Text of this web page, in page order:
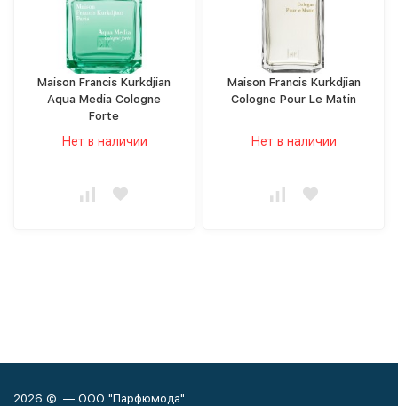
Maison Francis Kurkdjian
Aqua Media Cologne
Forte
Нет в наличии
Maison Francis Kurkdjian
Cologne Pour Le Matin
Нет в наличии
2026 © — ООО "Парфюмода"